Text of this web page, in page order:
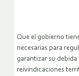
Que el gobierno
necesarias para
garantizar su
reivindicaciones